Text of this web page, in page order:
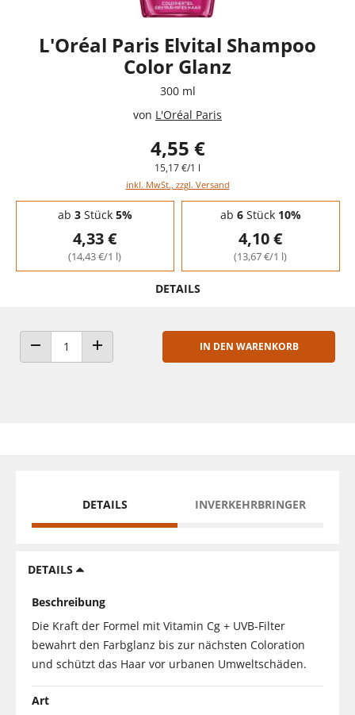
L'Oréal Paris Elvital Shampoo
Color Glanz
300 ml
von L'Oréal Paris
4,55 €
15,17 €/1 l
inkl. MwSt., zzgl. Versand
Staffelpreise - Mengenrabatt
ab 3Stück 5%
4,33 €
(14,43 €/1 l)
ab 6Stück 10%
4,10 €
(13,67 €/1 l)
DETAILS
ANZAHL VERRINGERNANZAHL ERHÖHEN
IN DEN WARENKORB
DETAILS INVERKEHRBRINGER
DETAILS
Beschreibung
Die Kraft der Formel mit Vitamin Cg + UVB-Filter
bewahrt den Farbglanz bis zur nächsten Coloration
und schützt das Haar vor urbanen Umweltschäden.
Art